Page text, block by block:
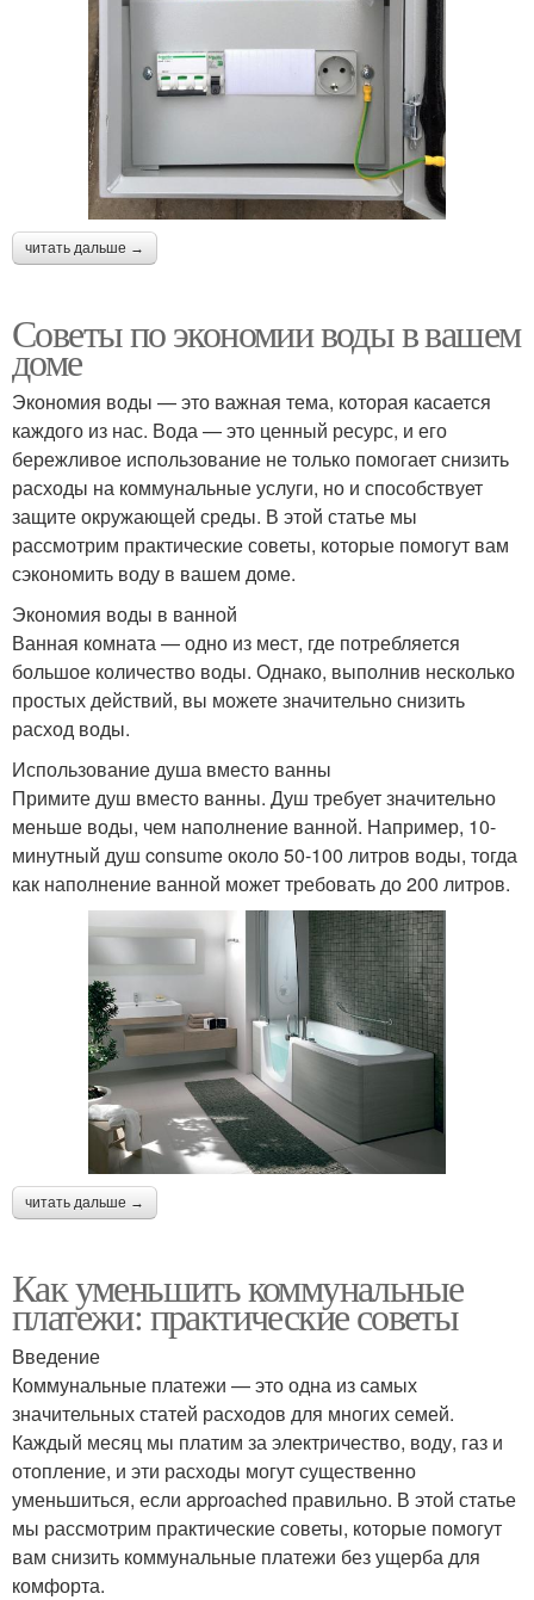
читать дальше →
Советы по экономии воды в вашем
доме
Экономия воды — это важная тема, которая касается
каждого из нас. Вода — это ценный ресурс, и его
бережливое использование не только помогает снизить
расходы на коммунальные услуги, но и способствует
защите окружающей среды. В этой статье мы
рассмотрим практические советы, которые помогут вам
сэкономить воду в вашем доме.
Экономия воды в ванной
Ванная комната — одно из мест, где потребляется
большое количество воды. Однако, выполнив несколько
простых действий, вы можете значительно снизить
расход воды.
Использование душа вместо ванны
Примите душ вместо ванны. Душ требует значительно
меньше воды, чем наполнение ванной. Например, 10-
минутный душ consume около 50-100 литров воды, тогда
как наполнение ванной может требовать до 200 литров.
читать дальше →
Как уменьшить коммунальные
платежи: практические советы
Введение
Коммунальные платежи — это одна из самых
значительных статей расходов для многих семей.
Каждый месяц мы платим за электричество, воду, газ и
отопление, и эти расходы могут существенно
уменьшиться, если approached правильно. В этой статье
мы рассмотрим практические советы, которые помогут
вам снизить коммунальные платежи без ущерба для
комфорта.